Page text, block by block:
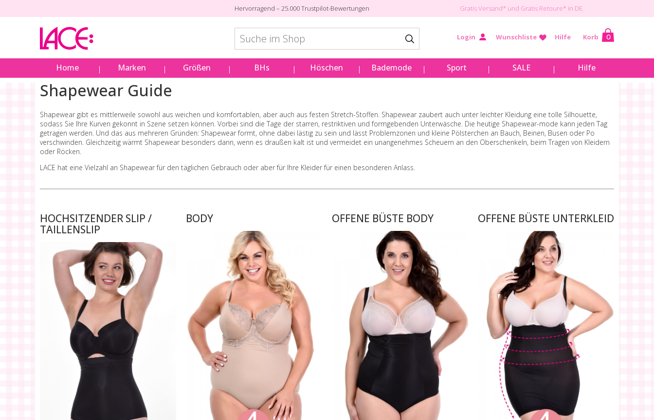
Hervorragend – 25.000 Trustpilot-Bewertungen Gratis Versand*und Gratis Retoure* in DE.
Korb 0
Hilfe
Wunschliste
Login
Home Marken Größen BHs Höschen Bademode Sport SALE Hilfe
Shapewear Guide
Shapewear gibt es mittlerweile sowohl aus weichen und komfortablen, aber auch aus festen Stretch-Stoffen. Shapewear zaubert auch unter leichter Kleidung eine tolle Silhouette,
sodass Sie Ihre Kurven gekonnt in Szene setzen können. Vorbei sind die Tage der starren, restriktiven und formgebenden Unterwäsche. Die heutige Shapewear-mode kann jeden Tag
getragen werden. Und das aus mehreren Gründen: Shapewear formt, ohne dabei lästig zu sein und lässt Problemzonen und kleine Pölsterchen an Bauch, Beinen, Busen oder Po
verschwinden. Gleichzeitig wärmt Shapewear besonders dann, wenn es draußen kalt ist und vermeidet ein unangenehmes Scheuern an den Oberschenkeln, beim Tragen von Kleidern
oder Röcken.
LACE hat eine Vielzahl an Shapewear für den täglichen Gebrauch oder aber für Ihre Kleider für einen besonderen Anlass.
HOCHSITZENDER SLIP /
TAILLENSLIP
BODY OFFENE BÜSTE BODY OFFENE BÜSTE UNTERKLEID